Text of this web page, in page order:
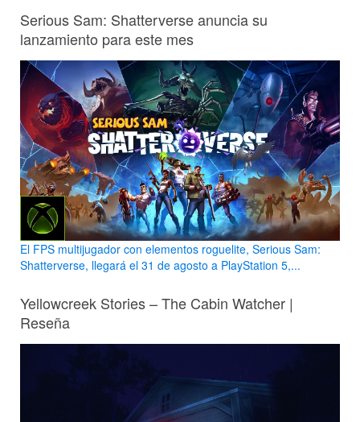
Serious Sam: Shatterverse anuncia su
lanzamiento para este mes
El FPS multijugador con elementos roguelite, Serious Sam:
Shatterverse, llegará el 31 de agosto a PlayStation 5,...
Yellowcreek Stories – The Cabin Watcher |
Reseña